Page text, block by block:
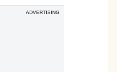
ADVERTISING